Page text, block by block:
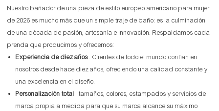
Nuestro bañador de una pieza de estilo europeo americano para mujer
de 2026 es mucho más que un simple traje de baño: es la culminación
de una década de pasión, artesanía e innovación. Respaldamos cada
prenda que producimos y ofrecemos:
Experiencia de diez años: Clientes de todo el mundo confían en
nosotros desde hace diez años, ofreciendo una calidad constante y
una excelencia en el diseño.
Personalización total : tamaños, colores, estampados y servicios de
marca propia a medida para que su marca alcance su máximo